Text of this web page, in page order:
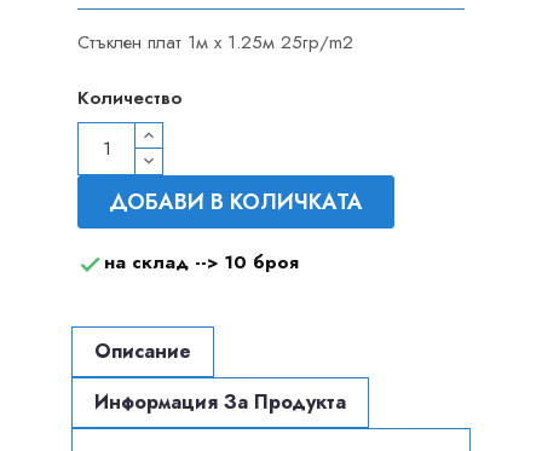
Стъклен плат 1м x 1.25м 25гр/m2
Количество
ДОБАВИ В КОЛИЧКАТА
 на склад --> 10 броя
Описание
Информация За Продукта